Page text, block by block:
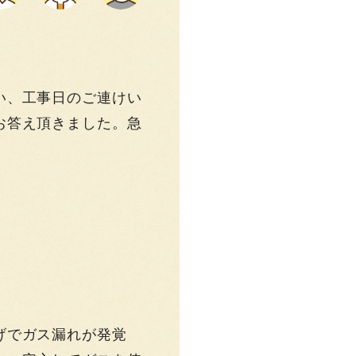
、工事日のご連けい
え頂きました。急
でガス漏れが発覚